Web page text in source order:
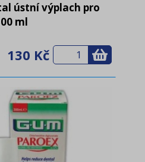
ústní výplach pro
ml
130 Kč